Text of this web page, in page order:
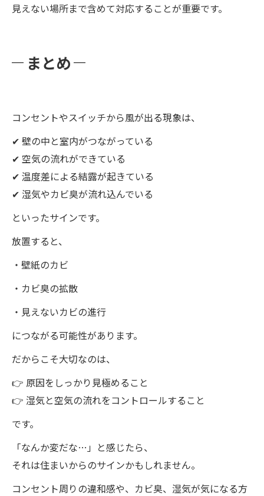
見えない場所まで含めて対応することが重要です。
まとめ
コンセントやスイッチから風が出る現象は、
✔ 壁の中と室内がつながっている
✔ 空気の流れができている
✔ 温度差による結露が起きている
✔ 湿気やカビ臭が流れ込んでいる
といったサインです。
放置すると、
・壁紙のカビ
・カビ臭の拡散
・見えないカビの進行
につながる可能性があります。
だからこそ大切なのは、
👉 原因をしっかり見極めること
👉 湿気と空気の流れをコントロールすること
です。
「なんか変だな…」と感じたら、
それは住まいからのサインかもしれません。
コンセント周りの違和感や、カビ臭、湿気が気になる方